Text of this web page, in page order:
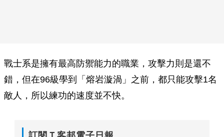
戰士系是擁有最高防禦能力的職業，攻擊力則是還不
錯，但在96級學到「熔岩漩渦」之前，都只能攻擊1名
敵人，所以練功的速度並不快。